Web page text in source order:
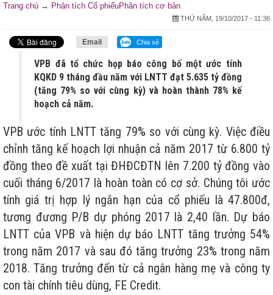
Trang chủ → Phân tích Cổ phiếuPhân tích cơ bản
THỨ NĂM, 19/10/2017 - 11:36
Email Chia sẻ
VPB đã tổ chức họp báo công bố một ước tính
KQKD 9 tháng đầu năm với LNTT đạt 5.635 tỷ đồng
(tăng 79% so với cùng kỳ) và hoàn thành 78% kế
hoạch cả năm.
VPB ước tính LNTT tăng 79% so với cùng kỳ. Việc điều
chỉnh tăng kế hoạch lợi nhuận cả năm 2017 từ 6.800 tỷ
đồng theo đề xuất tại ĐHĐCĐTN lên 7.200 tỷ đồng vào
cuối tháng 6/2017 là hoàn toàn có cơ sở. Chúng tôi ước
tính giá trị hợp lý ngắn hạn của cổ phiếu là 47.800đ,
tương đương P/B dự phóng 2017 là 2,40 lần. Dự báo
LNTT của VPB và hiện dự báo LNTT tăng trưởng 54%
trong năm 2017 và sau đó tăng trưởng 23% trong năm
2018. Tăng trưởng đến từ cả ngân hàng mẹ và công ty
con tài chính tiêu dùng, FE Credit.